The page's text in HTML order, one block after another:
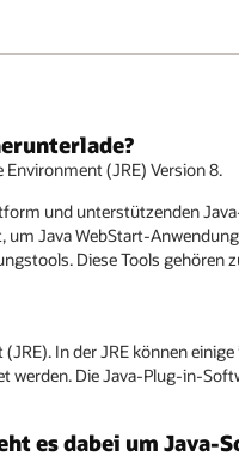
(JRE) Version 8.
und unterstützenden
um Java WebStart-
Diese Tools gehören
In der JRE können einige
werden. Die Java-Plug-in-
es dabei um Java-